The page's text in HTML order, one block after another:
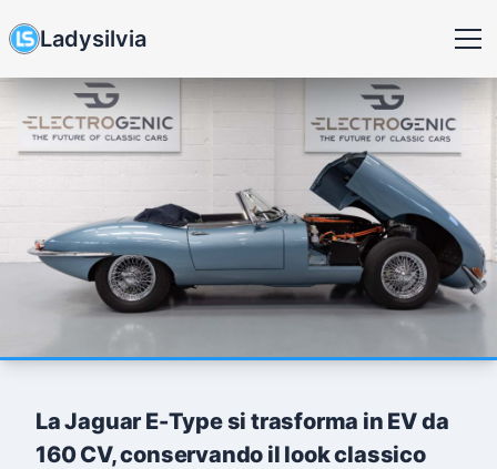
Ladysilvia
La Jaguar E-Type si trasforma in EV da
160 CV, conservando il look classico